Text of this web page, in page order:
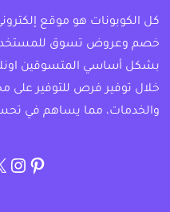
كل الكوبونات هو موقع
خصم وعروض تسوق
بشكل أساسي المتسوقين
خلال توفير فرص للتوفير على
والخدمات، مما يساهم في